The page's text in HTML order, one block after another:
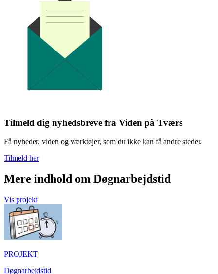
Tilmeld dig nyhedsbreve fra Viden på Tværs
Få nyheder, viden og værktøjer, som du ikke kan få andre steder.
Tilmeld her
Mere indhold om Døgnarbejdstid
Vis projekt
PROJEKT
Døgnarbejdstid